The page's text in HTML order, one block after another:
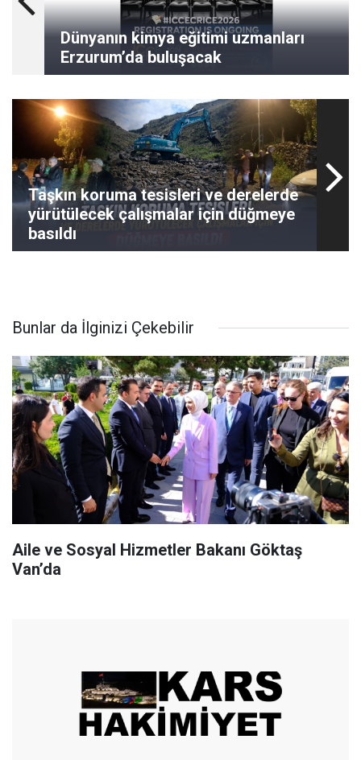
Dünyanın kimya eğitimi uzmanları
Erzurum’da buluşacak
Taşkın koruma tesisleri ve derelerde
yürütülecek çalışmalar için düğmeye
basıldı
Bunlar da İlginizi Çekebilir
Aile ve Sosyal Hizmetler Bakanı Göktaş
Van’da